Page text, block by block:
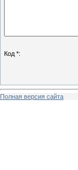
Код *:
Полная версия сайта